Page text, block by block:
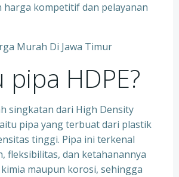
harga kompetitif dan pelayanan
HDPE?
singkatan dari High Density
pipa yang terbuat dari plastik
tinggi. Pipa ini terkenal
fleksibilitas, dan ketahanannya
maupun korosi, sehingga